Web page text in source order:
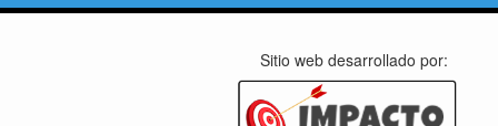
Sitio web desarrollado por: